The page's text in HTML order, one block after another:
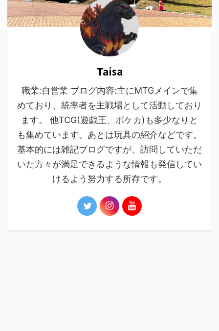
Taisa
職業:自営業 ブログ内容:主にMTGメインで集
めており、統率者を主戦場として活動しており
ます。 他TCG(遊戯王、ポケカ)も多少なりと
も集めています。あとは玩具の紹介などです。
基本的には雑記ブログですが、訪問していただ
いた方々が満足できるような情報も発信してい
けるよう努力する所存です。